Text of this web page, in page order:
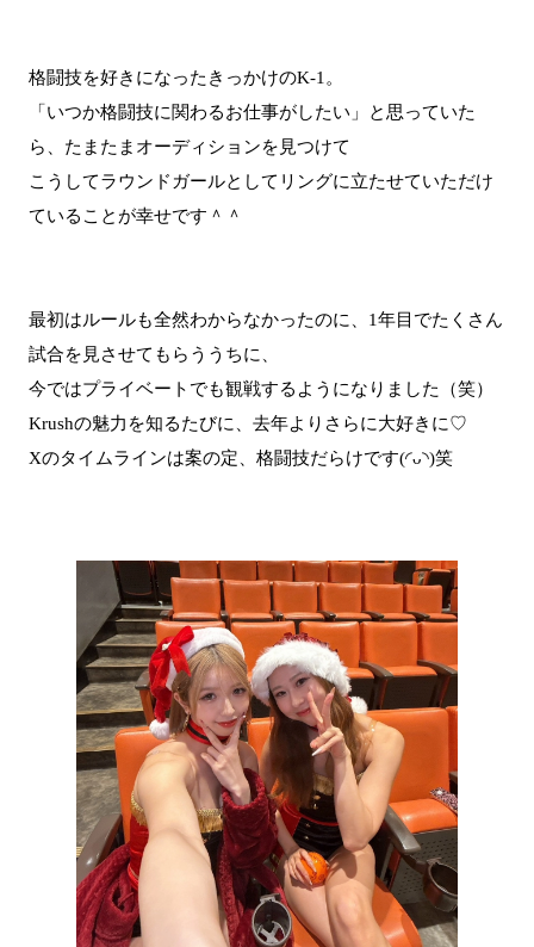
格闘技を好きになったきっかけのK-1。
「いつか格闘技に関わるお仕事がしたい」と思っていた
ら、たまたまオーディションを見つけて
こうしてラウンドガールとしてリングに立たせていただけ
ていることが幸せです＾＾
最初はルールも全然わからなかったのに、1年目でたくさん
試合を見させてもらううちに、
今ではプライベートでも観戦するようになりました（笑）
Krushの魅力を知るたびに、去年よりさらに大好きに♡
Xのタイムラインは案の定、格闘技だらけです(◜ᴗ◝)笑